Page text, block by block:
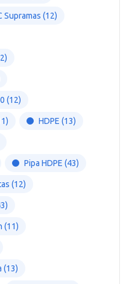
Supramas (12)
(12)
HDPE (13)
Pipa HDPE (43)
(12)
(11)
(13)